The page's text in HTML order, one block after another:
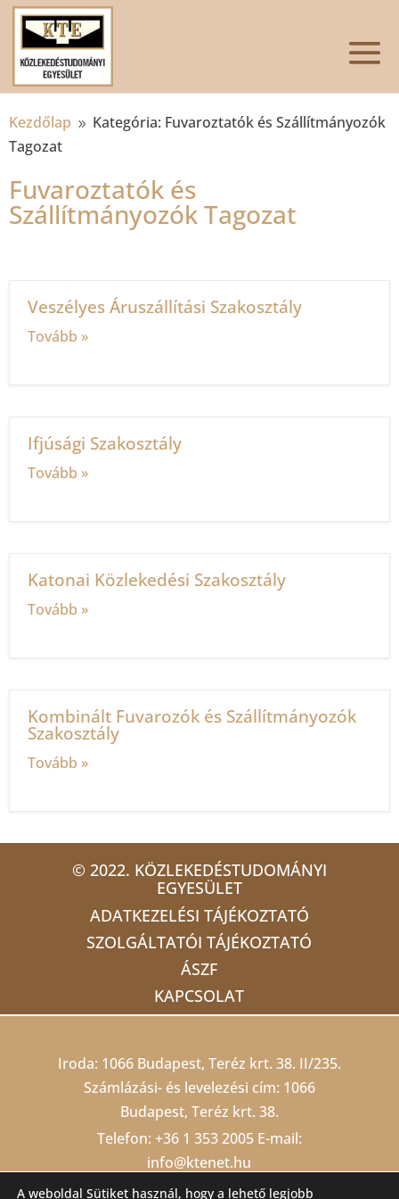
Kezdőlap 9 Kategória: Fuvaroztatók és Szállítmányozók
Tagozat
Fuvaroztatók és
Szállítmányozók Tagozat
Veszélyes Áruszállítási Szakosztály
Tovább »
Ifjúsági Szakosztály
Tovább »
Katonai Közlekedési Szakosztály
Tovább »
Kombinált Fuvarozók és Szállítmányozók
Szakosztály
Tovább »
© 2022. KÖZLEKEDÉSTUDOMÁNYI
EGYESÜLET
ADATKEZELÉSI TÁJÉKOZTATÓ
SZOLGÁLTATÓI TÁJÉKOZTATÓ
ÁSZF
KAPCSOLAT
Iroda: 1066 Budapest, Teréz krt. 38. II/235.
Számlázási- és levelezési cím: 1066
Budapest, Teréz krt. 38.
Telefon: +36 1 353 2005 E-mail:
info@ktenet.hu
Adószám: 19815709-2-42 Cégjegyzékszám:
A weboldal Sütiket használ, hogy a lehető legjobb